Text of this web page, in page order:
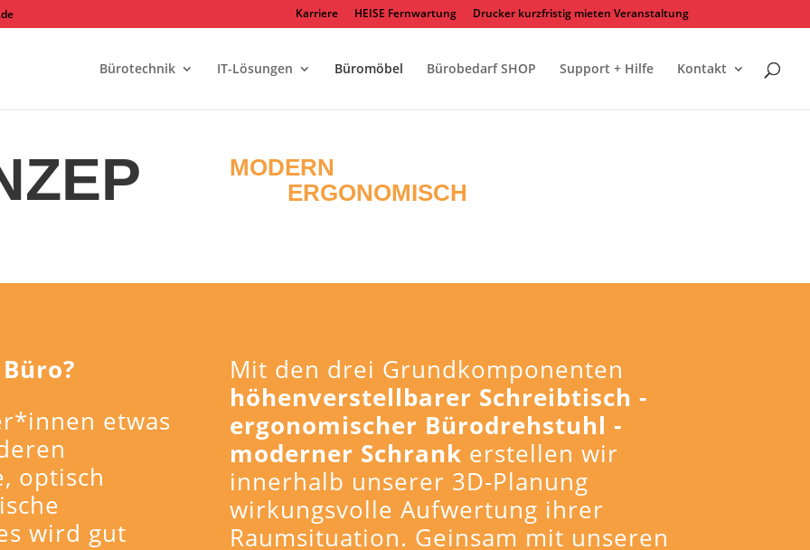
Karriere HEISE Fernwartung Drucker kurzfristig mieten Veranstaltung
Bürotechnik IT-Lösungen Büromöbel Bürobedarf SHOP Support + Hilfe Kontakt
MODERN
ERGONOMISCH
etwas
optisch
wird gut
Mit den drei Grundkomponenten
höhenverstellbarer Schreibtisch -
ergonomischer Bürodrehstuhl -
moderner Schrank erstellen wir
innerhalb unserer 3D-Planung
wirkungsvolle Aufwertung ihrer
Raumsituation. Geinsam mit unseren